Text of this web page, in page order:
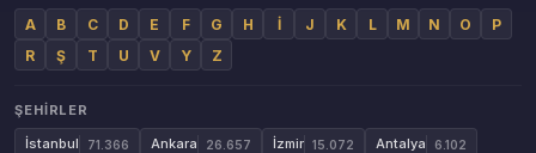
A B C D E F G H İ J K L M N O
P
R
Ş T U V Y Z
ŞEHIRLER
İstanbul
71.366 Ankara 26.657 İzmir 15.072 Antalya 6.102